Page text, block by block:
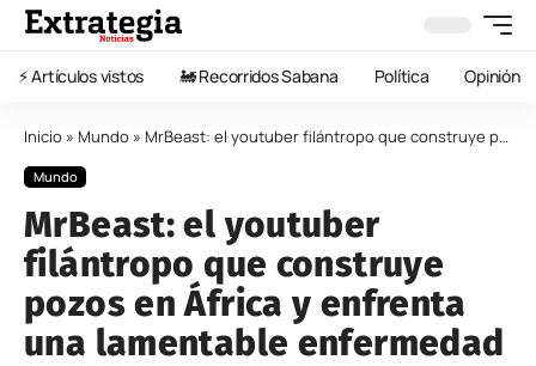
⚡️ Artículos vistos 🚂 Recorridos Sabana Política Opinión
Inicio » Mundo » MrBeast: el youtuber filántropo que construye pozos en África y enfrenta una lamentable enfermedad
Mundo
MrBeast: el youtuber
filántropo que construye
pozos en África y enfrenta
una lamentable enfermedad